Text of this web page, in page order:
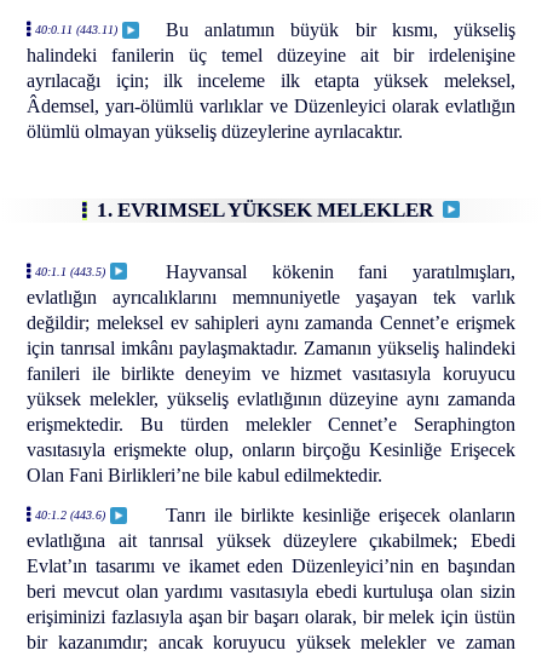
40:0.11 (443.11)
Bu anlatımın büyük bir kısmı, yükseliş
halindeki fanilerin üç temel düzeyine ait bir irdelenişine
ayrılacağı için; ilk inceleme ilk etapta yüksek meleksel,
Âdemsel, yarı-ölümlü varlıklar ve Düzenleyici olarak evlatlığın
ölümlü olmayan yükseliş düzeylerine ayrılacaktır.
1. EVRIMSEL YÜKSEK MELEKLER
40:1.1 (443.5)
Hayvansal kökenin fani yaratılmışları,
evlatlığın ayrıcalıklarını memnuniyetle yaşayan tek varlık
değildir; meleksel ev sahipleri aynı zamanda Cennet’e erişmek
için tanrısal imkânı paylaşmaktadır. Zamanın yükseliş halindeki
fanileri ile birlikte deneyim ve hizmet vasıtasıyla koruyucu
yüksek melekler, yükseliş evlatlığının düzeyine aynı zamanda
erişmektedir. Bu türden melekler Cennet’e Seraphington
vasıtasıyla erişmekte olup, onların birçoğu Kesinliğe Erişecek
Olan Fani Birlikleri’ne bile kabul edilmektedir.
40:1.2 (443.6)
Tanrı ile birlikte kesinliğe erişecek olanların
evlatlığına ait tanrısal yüksek düzeylere çıkabilmek; Ebedi
Evlat’ın tasarımı ve ikamet eden Düzenleyici’nin en başından
beri mevcut olan yardımı vasıtasıyla ebedi kurtuluşa olan sizin
erişiminizi fazlasıyla aşan bir başarı olarak, bir melek için üstün
bir kazanımdır; ancak koruyucu yüksek melekler ve zaman